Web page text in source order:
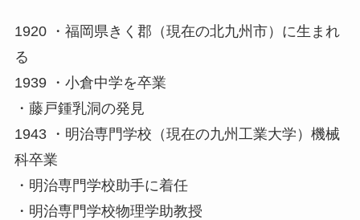
1920 ・福岡県きく郡（現在の北九州市）に生まれ
る
1939 ・小倉中学を卒業
・藤戸鍾乳洞の発見
1943 ・明治専門学校（現在の九州工業大学）機械
科卒業
・明治専門学校助手に着任
・明治専門学校物理学助教授